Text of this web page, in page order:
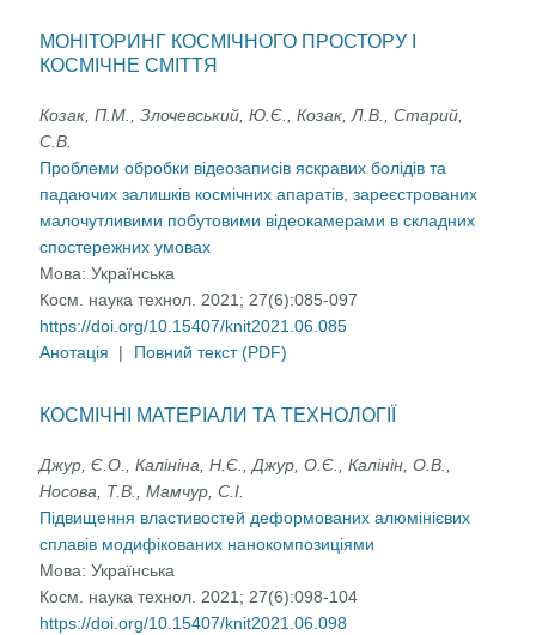
МОНІТОРИНГ КОСМІЧНОГО ПРОСТОРУ І
КОСМІЧНЕ СМІТТЯ
Козак, П.М., Злочевський, Ю.Є., Козак, Л.В., Старий,
С.В.
Проблеми обробки відеозаписів яскравих болідів та
падаючих залишків космічних апаратів, зареєстрованих
малочутливими побутовими відеокамерами в складних
спостережних умовах
Мова:Українська
Косм. наука технол. 2021; 27(6):085-097
https://doi.org/10.15407/knit2021.06.085
Анотація
| Повний текст (PDF)
КОСМІЧНІ МАТЕРІАЛИ ТА ТЕХНОЛОГІЇ
Джур, Є.О., Калініна, Н.Є., Джур, О.Є., Калінін, О.В.,
Носова, Т.В., Мамчур, С.І.
Підвищення властивостей деформованих алюмінієвих
сплавів модифікованих нанокомпозиціями
Мова:Українська
Косм. наука технол. 2021; 27(6):098-104
https://doi.org/10.15407/knit2021.06.098